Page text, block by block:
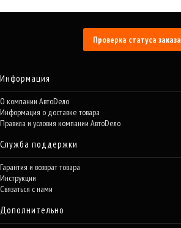
Проверка статуса заказа
Информация
О компании АвтоDело
Информация о доставке товара
Правила и условия компании АвтоDело
Служба поддержки
Гарантия и возврат товара
Инструкции
Связаться с нами
Дополнительно